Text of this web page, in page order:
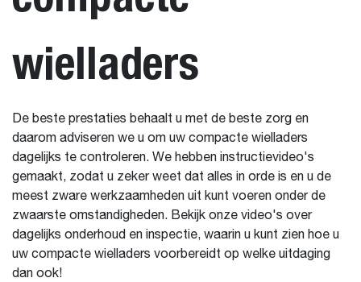
wielladers
De beste prestaties behaalt u met de beste zorg en
daarom adviseren we u om uw compacte wielladers
dagelijks te controleren. We hebben instructievideo's
gemaakt, zodat u zeker weet dat alles in orde is en u de
meest zware werkzaamheden uit kunt voeren onder de
zwaarste omstandigheden. Bekijk onze video's over
dagelijks onderhoud en inspectie, waarin u kunt zien hoe u
uw compacte wielladers voorbereidt op welke uitdaging
dan ook!